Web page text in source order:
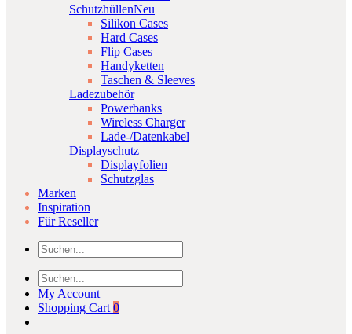
SchutzhüllenNeu
Silikon Cases
Hard Cases
Flip Cases
Handyketten
Taschen & Sleeves
Ladezubehör
Powerbanks
Wireless Charger
Lade-/Datenkabel
Displayschutz
Displayfolien
Schutzglas
Marken
Inspiration
Für Reseller
My Account
Shopping Cart 0